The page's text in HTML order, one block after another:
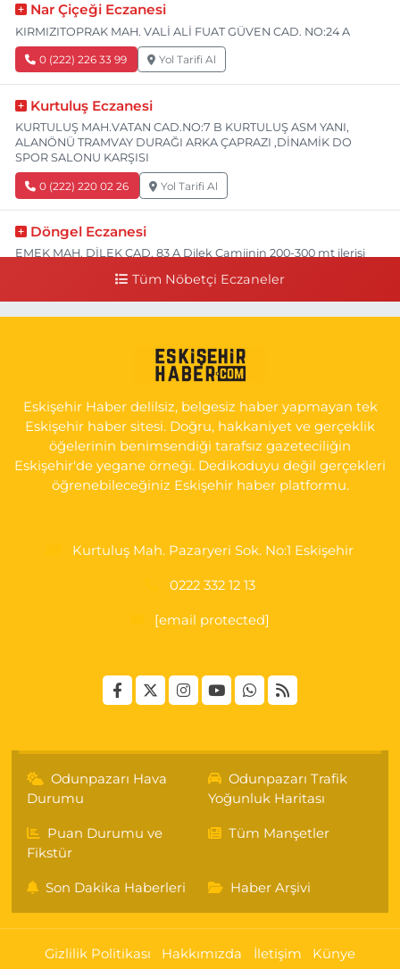
Nar Çiçeği Eczanesi
KIRMIZITOPRAK MAH. VALİ ALİ FUAT GÜVEN CAD. NO:24 A
0 (222) 226 33 99 Yol Tarifi Al
Kurtuluş Eczanesi
KURTULUŞ MAH.VATAN CAD.NO:7 B KURTULUŞ ASM YANI,
ALANÖNÜ TRAMVAY DURAĞI ARKA ÇAPRAZI ,DİNAMİK DO
SPOR SALONU KARŞISI
0 (222) 220 02 26 Yol Tarifi Al
Döngel Eczanesi
EMEK MAH. DİLEK CAD. 83 A Dilek Camiinin 200-300 mt ilerisi
İSTİKLAL MAH. ŞAİR FUZULİ CAD. NO:35 A HAVA HASTANESİ
KARŞI KÖŞESİ ŞAİR FUZULİ AİLE SAĞLIĞI MERKEZİ KARŞISI
0 (222) 230 11 31 Yol Tarifi Al
Tüm Nöbetçi Eczaneler
Eskişehir Haber delilsiz, belgesiz haber yapmayan tek
Eskişehir haber sitesi. Doğru, hakkaniyet ve gerçeklik
öğelerinin benimsendiği tarafsız gazeteciliğin
Eskişehir'de yegane örneği. Dedikoduyu değil gerçekleri
öğrenebileceğiniz Eskişehir haber platformu.
Kurtuluş Mah. Pazaryeri Sok. No:1 Eskişehir
0222 332 12 13
[email protected]
Odunpazarı Hava
Durumu
Odunpazarı Trafik
Yoğunluk Haritası
Puan Durumu ve
Fikstür
Tüm Manşetler
Son Dakika Haberleri Haber Arşivi
Gizlilik Politikası Hakkımızda İletişim Künye